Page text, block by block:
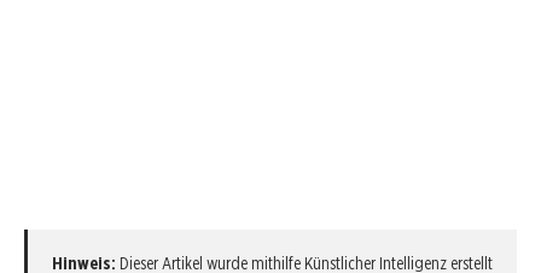
Hinweis: Dieser Artikel wurde mithilfe Künstlicher Intelligenz erstellt